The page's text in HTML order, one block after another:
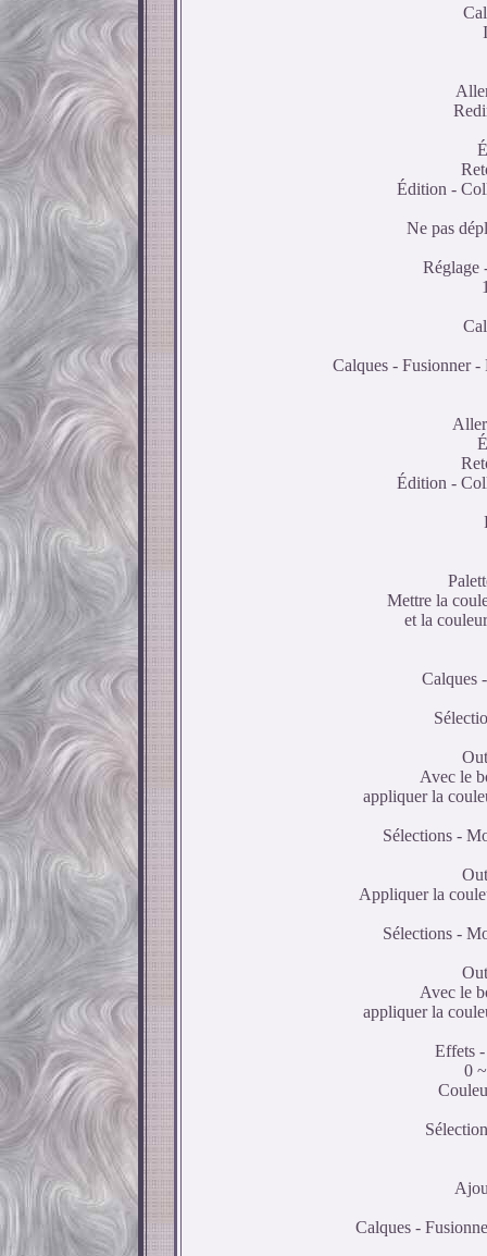
Édition -
Ne pas
Réglage
Calques - Fusionner -
Édition -
Mettre la
et la
Calques
Avec le
appliquer la
Sélections -
Appliquer la
Sélections -
Avec le
appliquer la
Effets
0
Calques -